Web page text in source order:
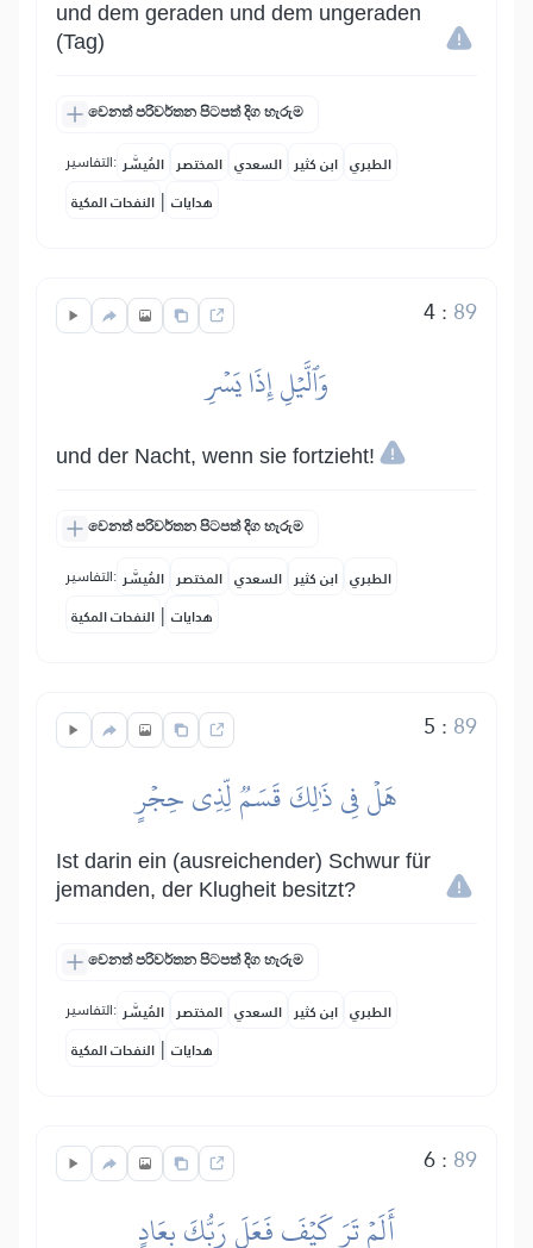
und dem geraden und dem ungeraden
(Tag)
වෙනත් පරිවර්තන පිටපත් දිග හැරුම
التفاسير: المُيسَّر المختصر السعدي ابن كثير الطبري
النفحات المكية | هدايات
4: 89
وَٱلَّيۡلِ إِذَا يَسۡرِ
und der Nacht, wenn sie fortzieht!
වෙනත් පරිවර්තන පිටපත් දිග හැරුම
التفاسير: المُيسَّر المختصر السعدي ابن كثير الطبري
النفحات المكية | هدايات
5 : 89
هَلۡ فِي ذَٰلِكَ قَسَمٞ لِّذِي حِجۡرٍ
Ist darin ein (ausreichender) Schwur für
jemanden, der Klugheit besitzt?
වෙනත් පරිවර්තන පිටපත් දිග හැරුම
التفاسير: المُيسَّر المختصر السعدي ابن كثير الطبري
النفحات المكية | هدايات
6: 89
أَلَمۡ تَرَ كَيۡفَ فَعَلَ رَبُّكَ بِعَادٍ